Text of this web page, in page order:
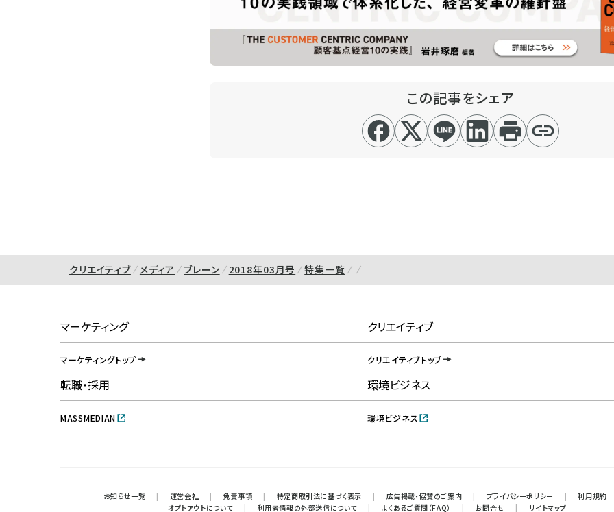
この記事をシェア
クリエイティブ メディア ブレーン 2018年03月号 特集一覧
マーケティング
マーケティングトップ
クリエイティブ
クリエイティブトップ
転職・採用
MASSMEDIAN
環境ビジネス
環境ビジネス
お知らせ一覧 | 運営会社 | 免責事項 | 特定商取引法に基づく表示 | 広告掲載・協賛のご案内 | プライバシーポリシー | 利用規約
オプトアウトについて
| 利用者情報の外部送信について | よくあるご質問（FAQ） | お問合せ | サイトマップ